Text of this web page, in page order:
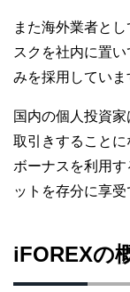
また海外業者と
スクを社内に置
みを採用していま
国内の個人投資
取引きすること
ボーナスを利用
ットを存分に享受
iFOREXの